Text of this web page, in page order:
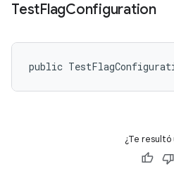
TestFlagConfiguration
public
¿Te resultó